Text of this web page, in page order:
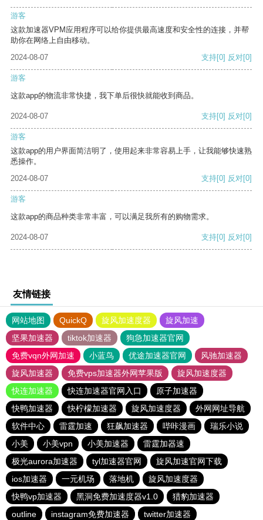
游客
这款加速器VPM应用程序可以给你提供最高速度和安全性的连接，并帮
助你在网络上自由移动。
2024-08-07
支持[0] 反对[0]
游客
这款app的物流非常快捷，我下单后很快就能收到商品。
2024-08-07 支持[0] 反对[0]
游客
这款app的用户界面简洁明了，使用起来非常容易上手，让我能够快速熟
悉操作。
2024-08-07
支持[0] 反对[0]
游客
这款app的商品种类非常丰富，可以满足我所有的购物需求。
2024-08-07 支持[0] 反对[0]
友情链接
网站地图 QuickQ 旋风加速度器
旋风加速
坚果加速器
tiktok加速器
狗急加速器官网
免费vqn外网加速
小蓝鸟 优途加速器官网
风驰加速器
旋风加速器
免费vps加速器外网苹果版
旋风加速度器
快连加速器
快连加速器官网入口
原子加速器
快鸭加速器
快柠檬加速器 旋风加速度器
外网网址导航
软件中心
雷霆加速 狂飙加速器 哔咔漫画
瑞乐小说
小美
小美vpn 小美加速器
雷霆加器速
极光aurora加速器
tyl加速器官网
旋风加速官网下载
ios加速器
一元机场 落地机
旋风加速度器
快鸭vp加速器
黑洞免费加速度器v1.0
猎豹加速器
outline
instagram免费加速器 twitter加速器